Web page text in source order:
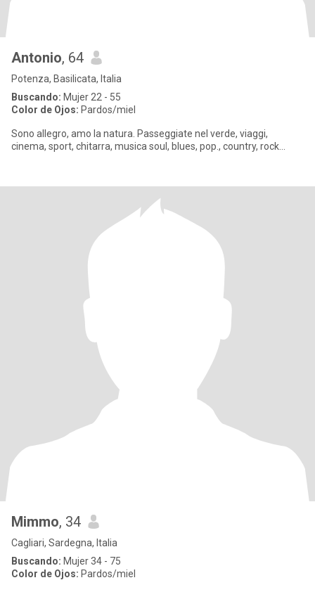
Antonio, 64
Potenza, Basilicata, Italia
Buscando: Mujer 22 - 55
Color de Ojos: Pardos/miel
Sono allegro, amo la natura. Passeggiate nel verde, viaggi,
cinema, sport, chitarra, musica soul, blues, pop., country, rock...
Mimmo, 34
Cagliari, Sardegna, Italia
Buscando: Mujer 34 - 75
Color de Ojos: Pardos/miel